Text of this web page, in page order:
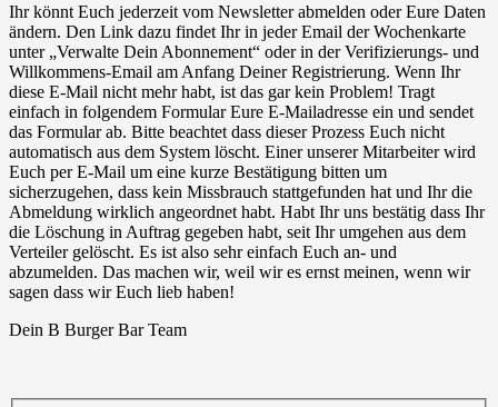
Ihr könnt Euch jederzeit vom Newsletter abmelden oder Eure Daten
ändern. Den Link dazu findet Ihr in jeder Email der Wochenkarte
unter „Verwalte Dein Abonnement“ oder in der Verifizierungs- und
Willkommens-Email am Anfang Deiner Registrierung. Wenn Ihr
diese E-Mail nicht mehr habt, ist das gar kein Problem! Tragt
einfach in folgendem Formular Eure E-Mailadresse ein und sendet
das Formular ab. Bitte beachtet dass dieser Prozess Euch nicht
automatisch aus dem System löscht. Einer unserer Mitarbeiter wird
Euch per E-Mail um eine kurze Bestätigung bitten um
sicherzugehen, dass kein Missbrauch stattgefunden hat und Ihr die
Abmeldung wirklich angeordnet habt. Habt Ihr uns bestätig dass Ihr
die Löschung in Auftrag gegeben habt, seit Ihr umgehen aus dem
Verteiler gelöscht. Es ist also sehr einfach Euch an- und
abzumelden. Das machen wir, weil wir es ernst meinen, wenn wir
sagen dass wir Euch lieb haben!
Dein B Burger Bar Team